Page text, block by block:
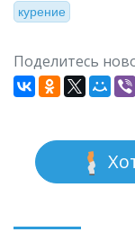
курение
Поделитесь